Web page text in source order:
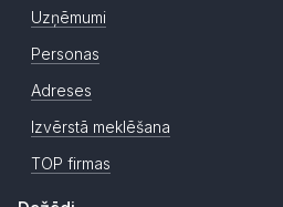
Uzņēmumi
Personas
Adreses
Izvērstā meklēšana
TOP firmas